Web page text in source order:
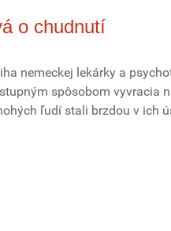
o chudnutí
nemeckej lekárky a
spôsobom vyvracia
ľudí stali brzdou v ich